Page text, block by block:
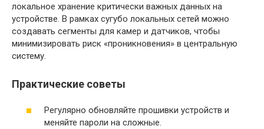
локальное хранение критически важных данных на
устройстве. В рамках сугубо локальных сетей можно
создавать сегменты для камер и датчиков, чтобы
минимизировать риск «проникновения» в центральную
систему.
Практические советы
Регулярно обновляйте прошивки устройств и
меняйте пароли на сложные.